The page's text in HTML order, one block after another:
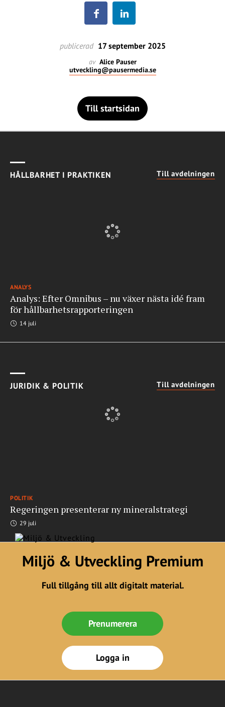
publicerad 17 september 2025
av Alice Pauser
utveckling@pausermedia.se
Till startsidan
HÅLLBARHET I PRAKTIKEN Till avdelningen
ANALYS
Analys: Efter Omnibus – nu växer nästa idé fram
för hållbarhetsrapporteringen
14 juli
JURIDIK & POLITIK Till avdelningen
POLITIK
Regeringen presenterar ny mineralstrategi
29 juli
Miljö & Utveckling Premium
Full tillgång till allt digitalt material.
Prenumerera
Logga in